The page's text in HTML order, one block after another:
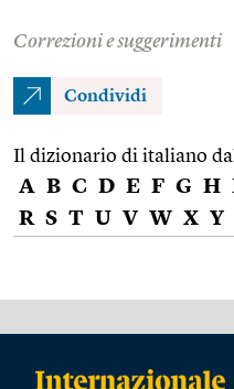
Correzioni e suggerimenti
Condividi
Il dizionario di italiano
A B C D E F G H
R S T U V W X Y